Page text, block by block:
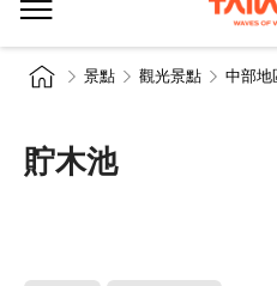
景點 觀光景點 中部地
貯木池